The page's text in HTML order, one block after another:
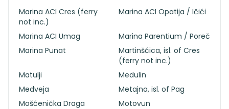
Marina ACI Cres (ferry
not inc.)
Marina ACI Opatija / Ičići
Marina ACI Umag
Marina Parentium / Poreč
Marina Punat
Martinšćica, isl. of Cres
(ferry not inc.)
Matulji
Medulin
Medveja
Metajna, isl. of Pag
Mošćenička Draga
Motovun